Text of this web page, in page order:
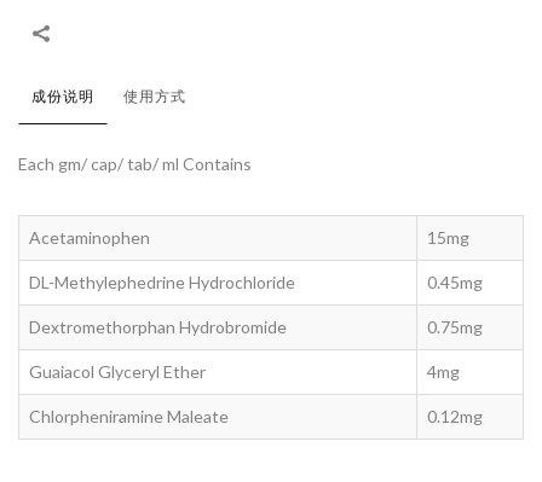
成份说明 使用方式
Each gm/ cap/ tab/ ml Contains
Acetaminophen 15mg
DL-Methylephedrine Hydrochloride 0.45mg
Dextromethorphan Hydrobromide 0.75mg
Guaiacol Glyceryl Ether 4mg
Chlorpheniramine Maleate 0.12mg